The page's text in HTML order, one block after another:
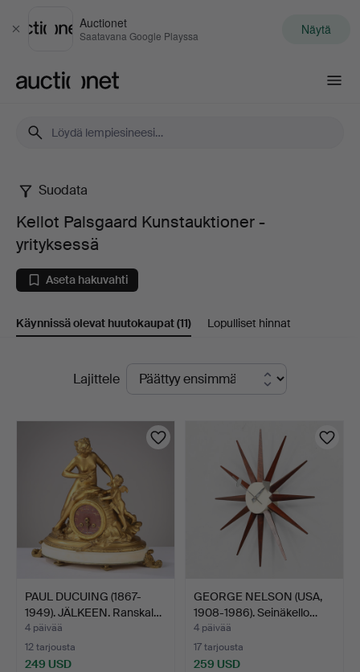
Sulje
Auctionet
Saatavana Google Playssa Näytä
Kellot
Palsgaard
Kunstauktioner
Suodata
Kellot Palsgaard Kunstauktioner -
yrityksessä
Aseta hakuvahti
Käynnissä olevat huutokaupat(11) Lopulliset hinnat
Käynnissä
huutokaupat
Lajittele
PAUL DUCUING (1867-
1949). JÄLKEEN. Ranskal…
4 päivää
12 tarjousta
249 USD
GEORGE NELSON (USA,
1908-1986). Seinäkello…
4 päivää
17 tarjousta
259 USD